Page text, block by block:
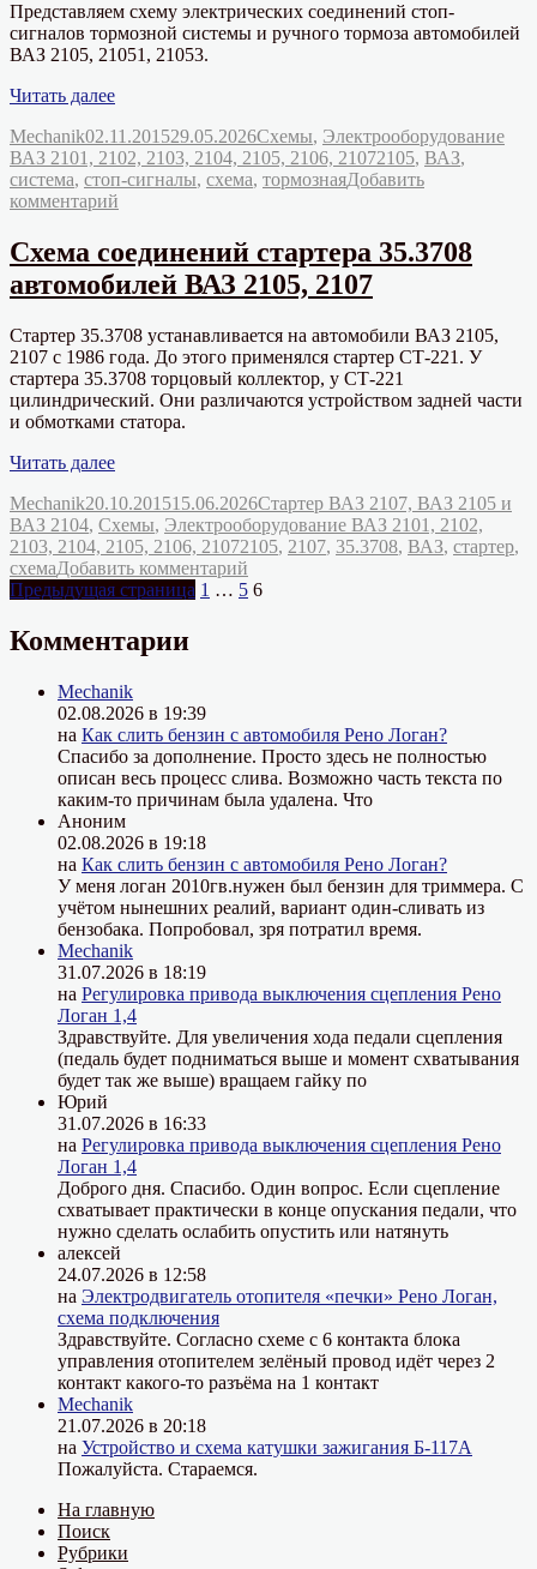
Представляем схему электрических соединений стоп-
сигналов тормозной системы и ручного тормоза автомобилей
ВАЗ 2105, 21051, 21053.
Читать далее«Схема
стоп-
сигналов
ВАЗ
2105»
Автор
MechanikОпубликовано
02.11.201529.05.2026Рубрики
Схемы, Электрооборудование
ВАЗ 2101, 2102, 2103, 2104, 2105, 2106, 2107Метки
2105, ВАЗ,
система, стоп-сигналы, схема, тормознаяДобавить
комментарий
подключения
стоп-
ВАЗ
2105
Схема соединений стартера 35.3708
автомобилей ВАЗ 2105, 2107
Стартер 35.3708 устанавливается на автомобили ВАЗ 2105,
2107 с 1986 года. До этого применялся стартер СТ-221. У
стартера 35.3708 торцовый коллектор, у СТ-221
цилиндрический. Они различаются устройством задней части
и обмотками статора.
Читать далее«Схема
стартера
35.3708
автомобилей
ВАЗ
2105,
Автор
MechanikОпубликовано
20.10.201515.06.2026Рубрики
Стартер ВАЗ 2107, ВАЗ 2105 и
ВАЗ 2104, Схемы, Электрооборудование ВАЗ 2101, 2102,
2103, 2104, 2105, 2106, 2107Метки
2105, 2107, 35.3708, ВАЗ, стартер,
схемаДобавить комментарий
записи
2105,
2107
Пагинация
записей
Предыдущая страница Страница
1 … Страница
5 Страница
6
Комментарии
Mechanik
02.08.2026 в 19:39
на Как слить бензин с автомобиля Рено Логан?
Спасибо за дополнение. Просто здесь не полностью
описан весь процесс слива. Возможно часть текста по
каким-то причинам была удалена. Что
Аноним
02.08.2026 в 19:18
на Как слить бензин с автомобиля Рено Логан?
У меня логан 2010гв.нужен был бензин для триммера. С
учётом нынешних реалий, вариант один-сливать из
бензобака. Попробовал, зря потратил время.
Mechanik
31.07.2026 в 18:19
на Регулировка привода выключения сцепления Рено
Логан 1,4
Здравствуйте. Для увеличения хода педали сцепления
(педаль будет подниматься выше и момент схватывания
будет так же выше) вращаем гайку по
Юрий
31.07.2026 в 16:33
на Регулировка привода выключения сцепления Рено
Логан 1,4
Доброго дня. Спасибо. Один вопрос. Если сцепление
схватывает практически в конце опускания педали, что
нужно сделать ослабить опустить или натянуть
алексей
24.07.2026 в 12:58
на Электродвигатель отопителя «печки» Рено Логан,
схема подключения
Здравствуйте. Согласно схеме с 6 контакта блока
управления отопителем зелёный провод идёт через 2
контакт какого-то разъёма на 1 контакт
Mechanik
21.07.2026 в 20:18
на Устройство и схема катушки зажигания Б-117А
Пожалуйста. Стараемся.
На главную
Поиск
Рубрики